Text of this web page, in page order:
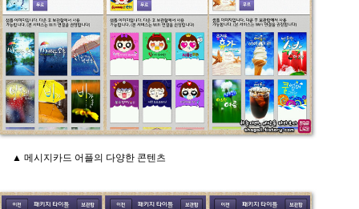
▲ 메시지카드 어플의 다양한 콘텐츠